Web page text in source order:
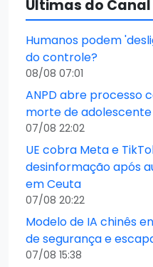
Últimas do Canal
Humanos podem
do controle?
08/08 07:01
ANPD abre processo
morte de adolescente
07/08 22:02
UE cobra Meta e
desinformação após
em Ceuta
07/08 20:22
Modelo de IA chinês
de segurança e
07/08 15:38